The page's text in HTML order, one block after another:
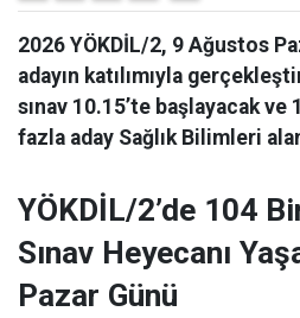
2026 YÖKDİL/2, 9 Ağustos
adayın katılımıyla
sınav 10.15’te başlayacak ve
fazla aday Sağlık Bilimleri
YÖKDİL/2’de 104
Sınav Heyecanı
Pazar Günü